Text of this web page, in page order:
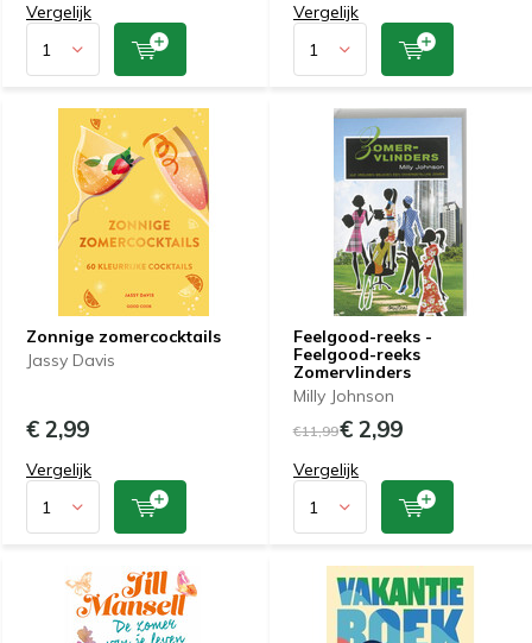
Vergelijk Vergelijk
Zonnige zomercocktails
Jassy Davis
€ 2,99
Vergelijk
Feelgood-reeks -
Feelgood-reeks
Zomervlinders
Milly Johnson
€11,99€ 2,99
Vergelijk